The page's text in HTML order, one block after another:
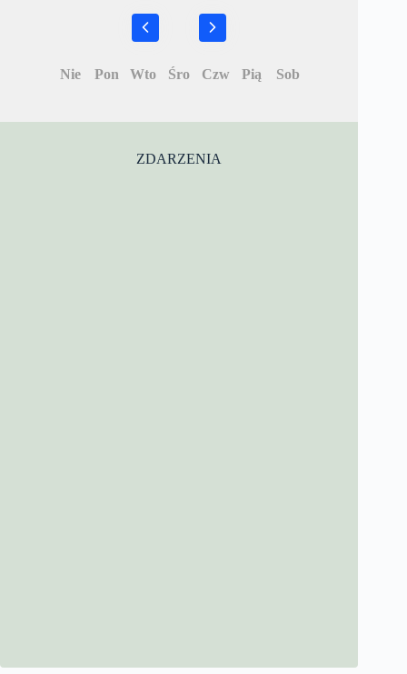
Nie Pon Wto Śro Czw Pią Sob
ZDARZENIA